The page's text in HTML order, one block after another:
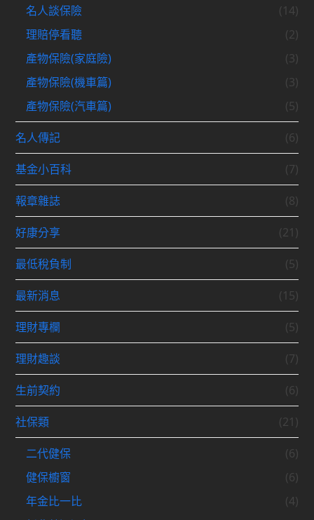
名人談保險
(14)
理賠停看聽
(2)
產物保險(家庭險)
(3)
產物保險(機車篇)
(3)
產物保險(汽車篇)
(5)
名人傳記 (6)
基金小百科 (7)
報章雜誌 (8)
好康分享 (21)
最低稅負制 (5)
最新消息 (15)
理財專欄 (5)
理財趣談 (7)
生前契約 (6)
社保類 (21)
二代健保
(6)
健保櫥窗
(6)
年金比一比
(4)